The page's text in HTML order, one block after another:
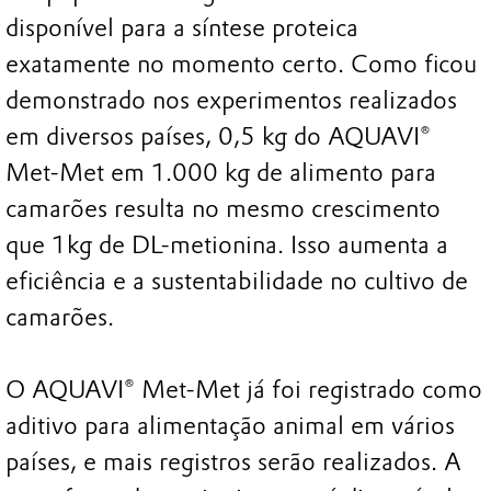
disponível para a síntese proteica
exatamente no momento certo. Como ficou
demonstrado nos experimentos realizados
em diversos países, 0,5 kg do AQUAVI®
Met-Met em 1.000 kg de alimento para
camarões resulta no mesmo crescimento
que 1kg de DL-metionina. Isso aumenta a
eficiência e a sustentabilidade no cultivo de
camarões.
O AQUAVI® Met-Met já foi registrado como
aditivo para alimentação animal em vários
países, e mais registros serão realizados. A